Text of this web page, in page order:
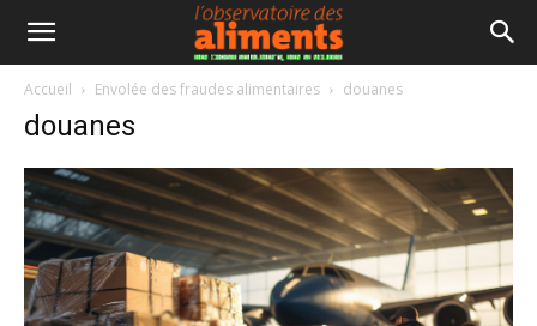
Accueil Envolée des fraudes alimentaires douanes
douanes